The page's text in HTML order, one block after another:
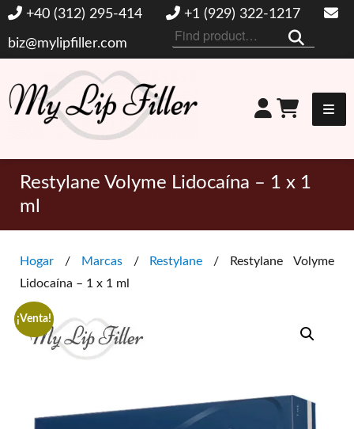
+40 (312) 295-414 +1 (929) 322-1217
biz@mylipfiller.com
Buscar
por:
Mi relleno de labios
Restylane Volyme Lidocaína – 1 x 1
ml
Hogar / Marcas/ Restylane / Restylane Volyme
Lidocaína – 1 x 1 ml
¡Venta!